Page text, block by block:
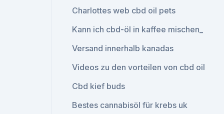
Charlottes web cbd oil pets
Kann ich cbd-öl in kaffee mischen_
Versand innerhalb kanadas
Videos zu den vorteilen von cbd oil
Cbd kief buds
Bestes cannabisöl für krebs uk